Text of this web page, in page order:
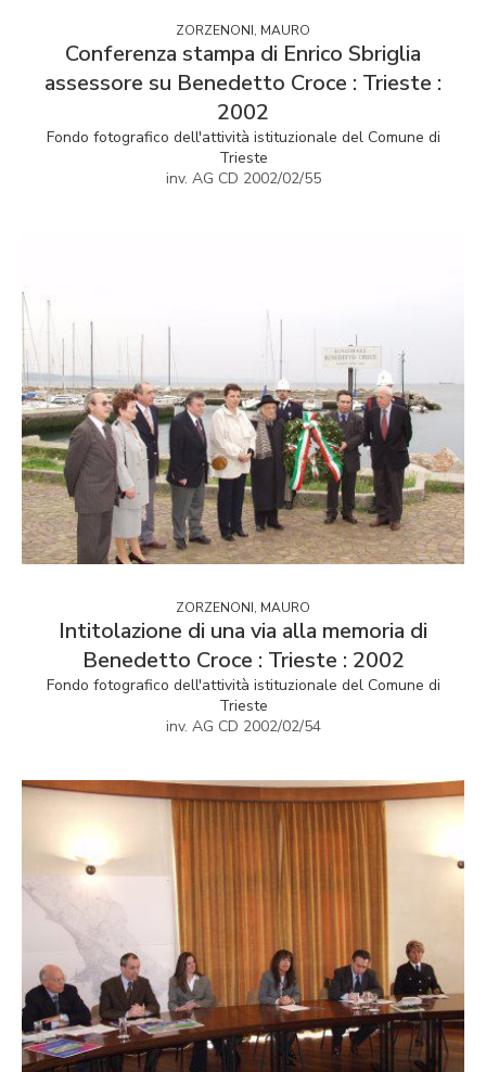
ZORZENONI, MAURO
Conferenza stampa di Enrico Sbriglia
assessore su Benedetto Croce : Trieste :
2002
Fondo fotografico dell'attività istituzionale del Comune di
Trieste
inv. AG CD 2002/02/55
ZORZENONI, MAURO
Intitolazione di una via alla memoria di
Benedetto Croce : Trieste : 2002
Fondo fotografico dell'attività istituzionale del Comune di
Trieste
inv. AG CD 2002/02/54